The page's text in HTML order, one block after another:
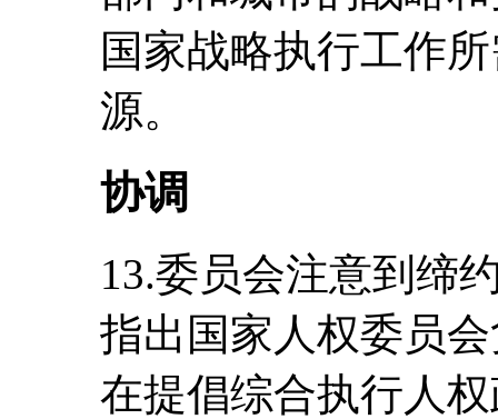
国家战略执行工作
源。
协调
13.委员会注意到缔
指出国家人权委员
在提倡综合执行人